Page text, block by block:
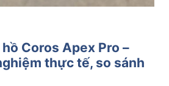
Coros Apex Pro –
thực tế, so sánh